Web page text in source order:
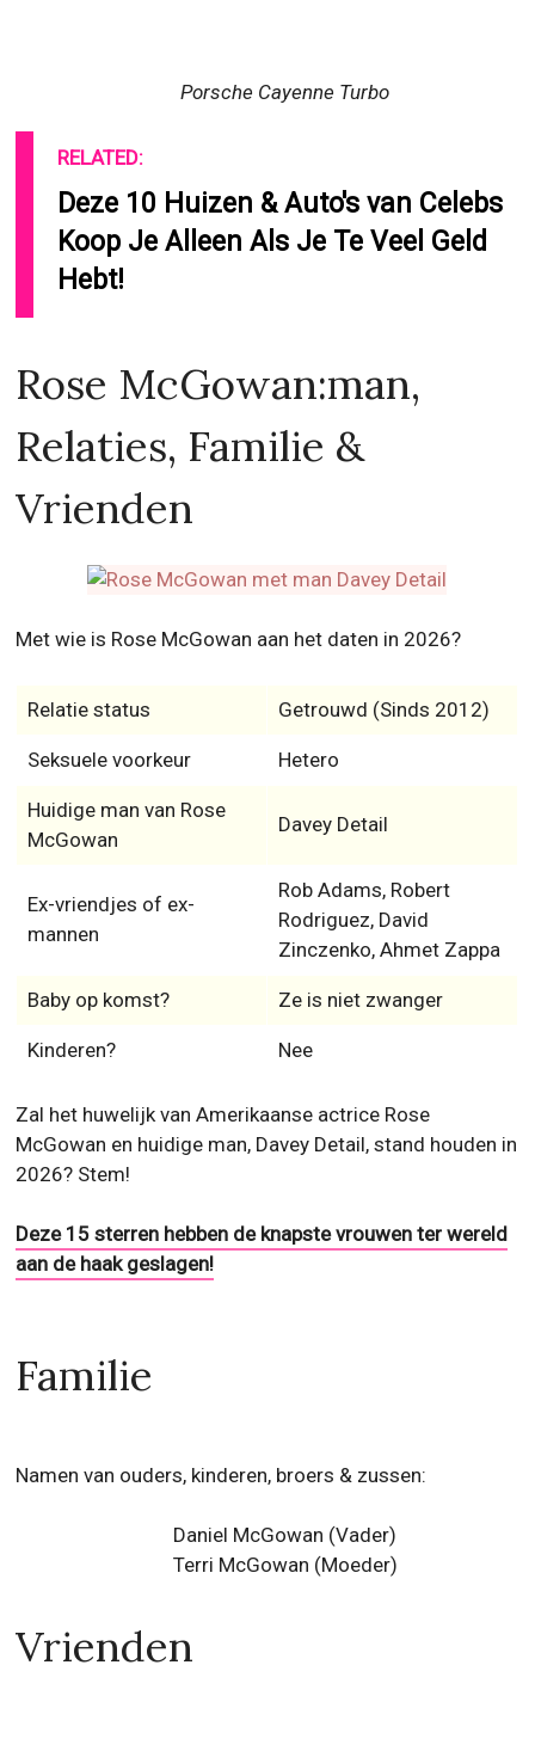
Porsche Cayenne Turbo
RELATED:
Deze 10 Huizen & Auto's van Celebs
Koop Je Alleen Als Je Te Veel Geld
Hebt!
Rose McGowan:man,
Relaties, Familie &
Vrienden
Met wie is Rose McGowan aan het daten in 2026?
Relatie status Getrouwd (Sinds 2012)
Seksuele voorkeur Hetero
Huidige man van Rose
McGowan
Davey Detail
Ex-vriendjes of ex-
mannen
Rob Adams, Robert
Rodriguez, David
Zinczenko, Ahmet Zappa
Baby op komst? Ze is niet zwanger
Kinderen? Nee
Zal het huwelijk van Amerikaanse actrice Rose
McGowan en huidige man, Davey Detail, stand houden in
2026? Stem!
Deze 15 sterren hebben de knapste vrouwen ter wereld
aan de haak geslagen!
Familie
Namen van ouders, kinderen, broers & zussen:
Daniel McGowan (Vader)
Terri McGowan (Moeder)
Vrienden